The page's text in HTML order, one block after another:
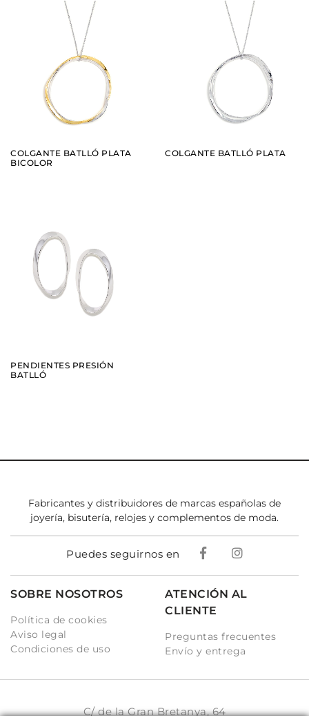
VER AÑADIR
COLGANTE BATLLÓ PLATA
BICOLOR
AÑADIR
COLGANTE BATLLÓ PLATA
AÑADIR
PENDIENTES PRESIÓN
BATLLÓ
Fabricantes y distribuidores de marcas españolas de
joyería, bisutería, relojes y complementos de moda.
Puedes seguirnos en
SOBRE NOSOTROS
Política de cookies
Aviso legal
Condiciones de uso
ATENCIÓN AL
CLIENTE
Preguntas frecuentes
Envío y entrega
C/ de la Gran Bretanya, 64